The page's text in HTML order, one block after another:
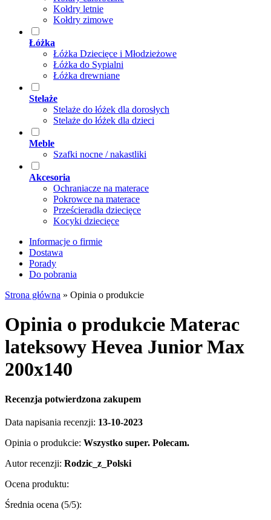
Kołdry letnie
Kołdry zimowe
Łóżka
Łóżka Dziecięce i Młodzieżowe
Łóżka do Sypialni
Łóżka drewniane
Stelaże
Stelaże do łóżek dla dorosłych
Stelaże do łóżek dla dzieci
Meble
Szafki nocne / nakastliki
Akcesoria
Ochraniacze na materace
Pokrowce na materace
Prześcieradła dziecięce
Kocyki dziecięce
Informacje o firmie
Dostawa
Porady
Do pobrania
Strona główna » Opinia o produkcie
Opinia o produkcie Materac
lateksowy Hevea Junior Max
200x140
Recenzja potwierdzona zakupem
Data napisania recenzji: 13-10-2023
Opinia o produkcie: Wszystko super. Polecam.
Autor recenzji: Rodzic_z_Polski
Ocena produktu:
Średnia ocena (5/5):